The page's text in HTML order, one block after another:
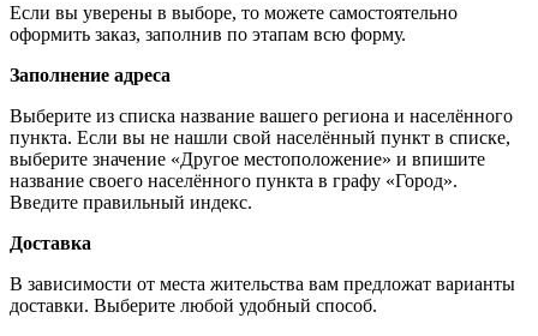
Если вы уверены в выборе, то можете самостоятельно
оформить заказ, заполнив по этапам всю форму.
Заполнение адреса
Выберите из списка название вашего региона и населённого
пункта. Если вы не нашли свой населённый пункт в списке,
выберите значение «Другое местоположение» и впишите
название своего населённого пункта в графу «Город».
Введите правильный индекс.
Доставка
В зависимости от места жительства вам предложат варианты
доставки. Выберите любой удобный способ.